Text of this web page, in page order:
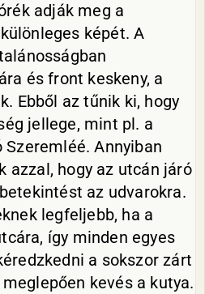
adják meg a
képét. A
és front keskeny, a
Ebből az tűnik ki, hogy
jellege, mint pl. a
Annyiban
azzal, hogy az utcán járó
az udvarokra.
legfeljebb, ha a
így minden egyes
a sokszor zárt
kevés a kutya.